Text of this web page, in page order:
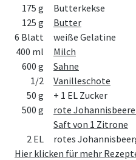
MengeZutat
175 g
Butterkekse
125 g
Butter
6 Blatt
weiße Gelatine
400 ml
Milch
600 g
Sahne
1/2
Vanilleschote
50 g
+ 1 EL Zucker
500 g
rote
Saft von 1 Zitrone
2 EL
rotes
Hier klicken für mehr